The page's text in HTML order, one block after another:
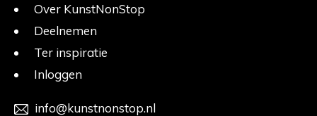
Over KunstNonStop
Deelnemen
Ter inspiratie
Inloggen
info@kunstnonstop.nl